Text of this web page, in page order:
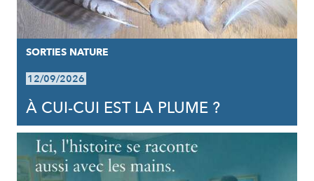
SORTIES NATURE
12/09/2026
À CUI-CUI EST LA PLUME ?